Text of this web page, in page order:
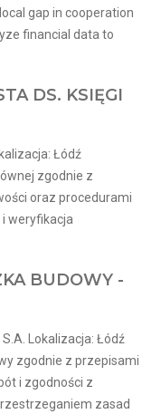
gap in cooperation
financial data to
DS. KSIĘGI
Łódź
zgodnie z
oraz procedurami
weryfikacja
BUDOWY -
Lokalizacja: Łódź
zgodnie z przepisami
i zgodności z
zasad